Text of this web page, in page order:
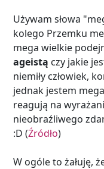
Używam słowa
kolego Przemku
mega wielkie
ageistą czy jakie
niemiły człowiek,
jednak jestem
reagują na
nieobraźliwego
:D (Źródło)
W ogóle to żałuję,